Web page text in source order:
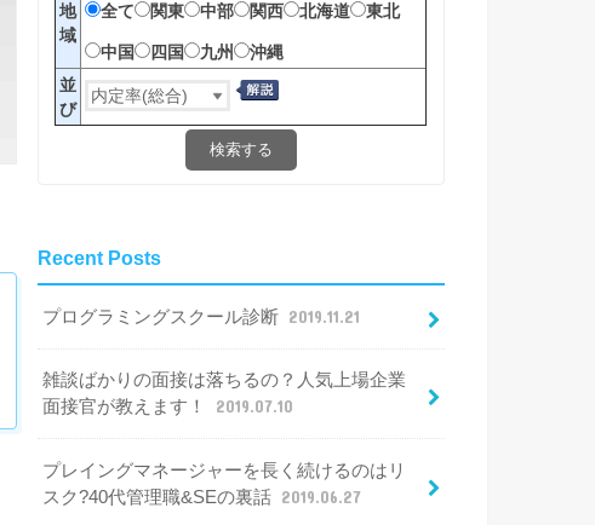
地
域
全て 関東 中部 関西 北海道 東北
中国 四国 九州
沖縄
並
び
検索する
Recent Posts
プログラミングスクール診断 2019.11.21
雑談ばかりの面接は落ちるの？人気上場企業
面接官が教えます！
2019.07.10
プレイングマネージャーを長く続けるのはリ
スク?40代管理職&SEの裏話 2019.06.27